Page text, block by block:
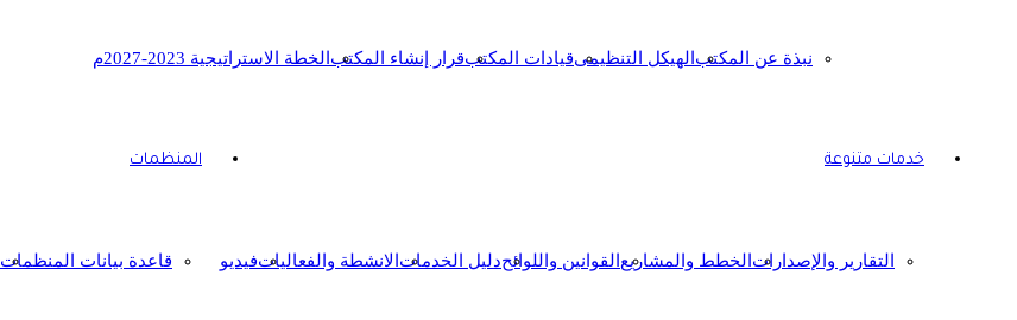
نبذة عن المكتب الهيكل التنظيمىقيادات المكتبقرار إنشاء المكتب الخطة الاستراتيجية 2023-2027م
خدمات متنوعة
التقارير والإصدارات الخطط والمشاريع القوانين واللوائحدليل الخدمات الانشطة والفعالياتفيديو
المنظمات
قاعدة بيانات المنظمات